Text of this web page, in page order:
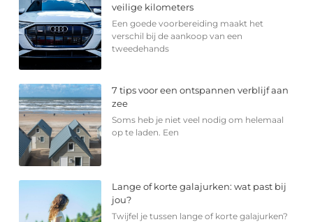
veilige kilometers
Een goede voorbereiding maakt het
verschil bij de aankoop van een
tweedehands
7 tips voor een ontspannen verblijf aan
zee
Soms heb je niet veel nodig om helemaal
op te laden. Een
Lange of korte galajurken: wat past bij
jou?
Twijfel je tussen lange of korte galajurken?